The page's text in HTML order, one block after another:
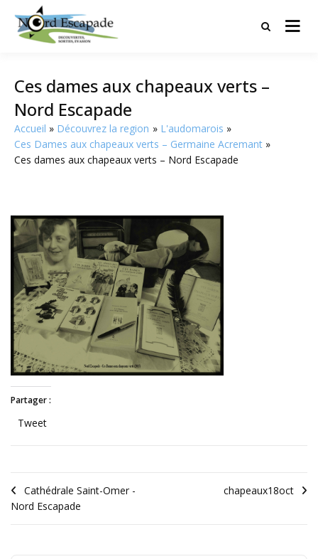
Tourisme et randonnées en Hauts
Ces dames aux chapeaux verts –
Nord Escapade
Accueil Découvrez la region
L'audomarois
Ces Dames aux chapeaux verts – Germaine Acremant
Ces dames aux chapeaux verts – Nord Escapade
Partager :
Tweet
Cathédrale Saint-Omer -
Nord Escapade
chapeaux18oct